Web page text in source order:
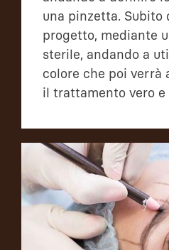
una pinzetta. Subito
progetto, mediante
sterile, andando a
colore che poi verrà
il trattamento vero e